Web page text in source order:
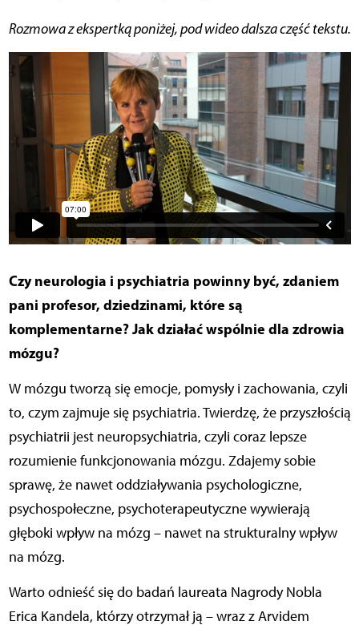
Rozmowa z ekspertką poniżej, pod wideo dalsza część tekstu.
Czy neurologia i psychiatria powinny być, zdaniem
pani profesor, dziedzinami, które są
komplementarne? Jak działać wspólnie dla zdrowia
mózgu?
W mózgu tworzą się emocje, pomysły i zachowania, czyli
to, czym zajmuje się psychiatria. Twierdzę, że przyszłością
psychiatrii jest neuropsychiatria, czyli coraz lepsze
rozumienie funkcjonowania mózgu. Zdajemy sobie
sprawę, że nawet oddziaływania psychologiczne,
psychospołeczne, psychoterapeutyczne wywierają
głęboki wpływ na mózg – nawet na strukturalny wpływ
na mózg.
Warto odnieść się do badań laureata Nagrody Nobla
Erica Kandela, którzy otrzymał ją – wraz z Arvidem